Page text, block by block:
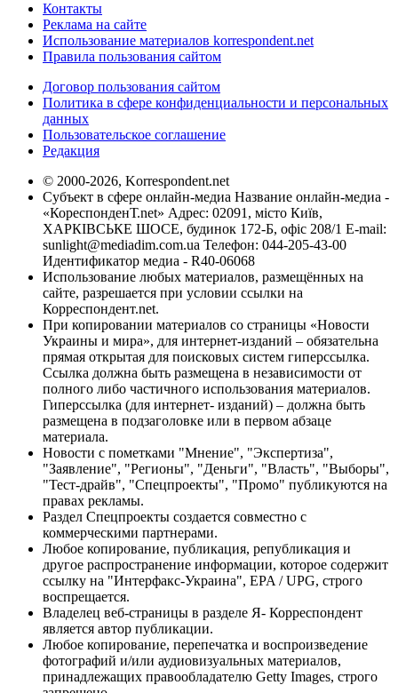
Контакты
Реклама на сайте
Использование материалов korrespondent.net
Правила пользования сайтом
Договор пользования сайтом
Политика в сфере конфиденциальности и персональных
данных
Пользовательское соглашение
Редакция
© 2000-2026, Korrespondent.net
Субъект в сфере онлайн-медиа Название онлайн-медиа -
«КореспонденТ.net» Адрес: 02091, місто Київ,
ХАРКІВСЬКЕ ШОСЕ, будинок 172-Б, офіс 208/1 E-mail:
sunlight@mediadim.com.ua Телефон: 044-205-43-00
Идентификатор медиа - R40-06068
Использование любых материалов, размещённых на
сайте, разрешается при условии ссылки на
Корреспондент.net.
При копировании материалов со страницы «Новости
Украины и мира», для интернет-изданий – обязательна
прямая открытая для поисковых систем гиперссылка.
Ссылка должна быть размещена в независимости от
полного либо частичного использования материалов.
Гиперссылка (для интернет- изданий) – должна быть
размещена в подзаголовке или в первом абзаце
материала.
Новости с пометками "Мнение", "Экспертиза",
"Заявление", "Регионы", "Деньги", "Власть", "Выборы",
"Тест-драйв", "Спецпроекты", "Промо" публикуются на
правах рекламы.
Раздел Спецпроекты создается совместно с
коммерческими партнерами.
Любое копирование, публикация, републикация и
другое распространение информации, которое содержит
ссылку на "Интерфакс-Украина", EPA / UPG, строго
воспрещается.
Владелец веб-страницы в разделе Я- Корреспондент
является автор публикации.
Любое копирование, перепечатка и воспроизведение
фотографий и/или аудиовизуальных материалов,
принадлежащих правообладателю Getty Images, строго